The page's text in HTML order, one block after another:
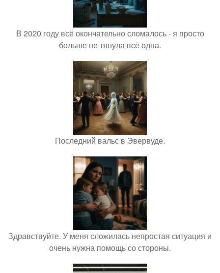
В 2020 году всё окончательно сломалось - я просто
больше не тянула всё одна.
Последний вальс в Эвервуде.
Здравствуйте. У меня сложилась непростая ситуация и
очень нужна помощь со стороны.